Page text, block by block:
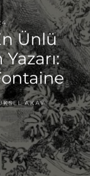
Ünlü
AKAY